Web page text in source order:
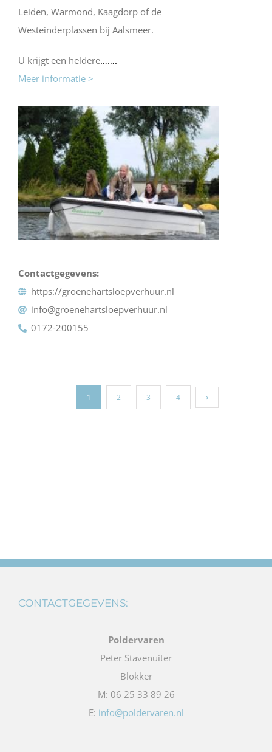
Leiden, Warmond, Kaagdorp of de
Westeinderplassen bij Aalsmeer.
U krijgt een heldere…….
Meer informatie >
Contactgegevens:
https://groenehartsloepverhuur.nl
info@groenehartsloepverhuur.nl
0172-200155
1 2 3 4
CONTACTGEGEVENS:
Poldervaren
Peter Stavenuiter
Blokker
M: 06 25 33 89 26
E: info@poldervaren.nl